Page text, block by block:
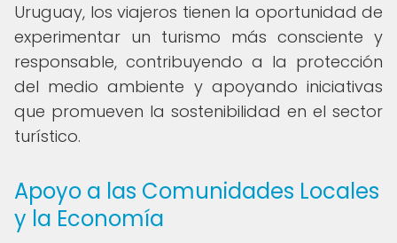
Uruguay, los viajeros tienen la oportunidad de
experimentar un turismo más consciente y
responsable, contribuyendo a la protección
del medio ambiente y apoyando iniciativas
que promueven la sostenibilidad en el sector
turístico.
Apoyo a las Comunidades Locales
y la Economía